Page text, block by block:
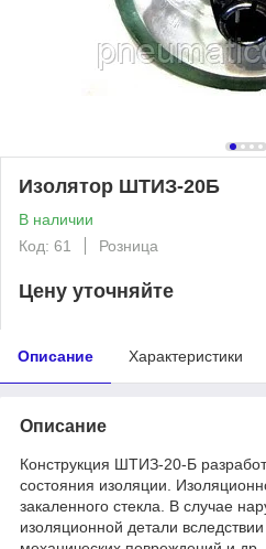
Изолятор ШТИЗ-20Б
В наличии
Код: 61
Розница
Цену уточняйте
Описание Характеристики
Описание
Конструкция ШТИЗ-20-Б
состояния изоляции.
закаленного стекла. В случае
изоляционной детали вследствии